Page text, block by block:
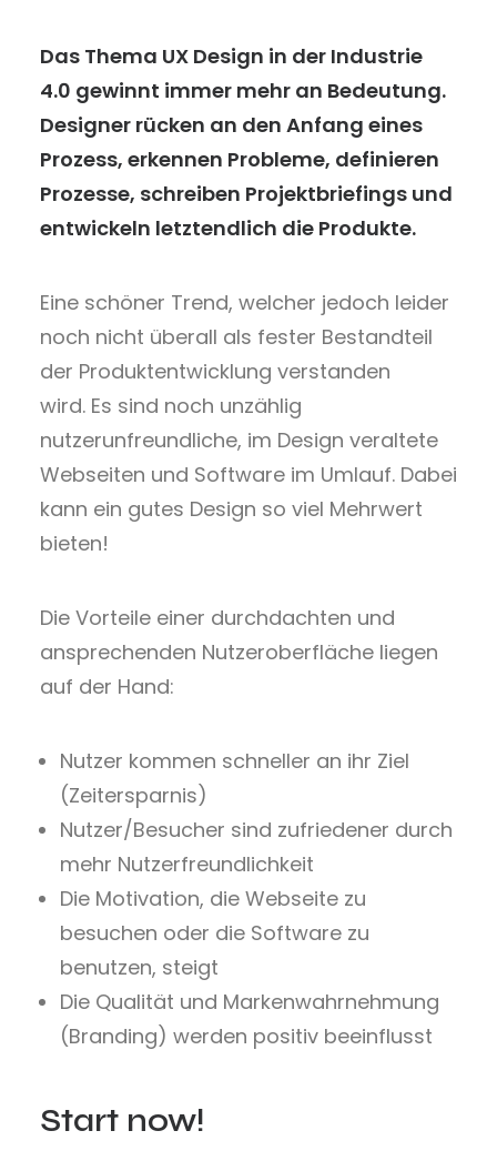
Das Thema UX Design in der Industrie
4.0 gewinnt immer mehr an Bedeutung.
Designer rücken an den Anfang eines
Prozess, erkennen Probleme, definieren
Prozesse, schreiben Projektbriefings und
entwickeln letztendlich die Produkte.
Eine schöner Trend, welcher jedoch leider
noch nicht überall als fester Bestandteil
der Produktentwicklung verstanden
wird. Es sind noch unzählig
nutzerunfreundliche, im Design veraltete
Webseiten und Software im Umlauf. Dabei
kann ein gutes Design so viel Mehrwert
bieten!
Die Vorteile einer durchdachten und
ansprechenden Nutzeroberfläche liegen
auf der Hand:
Nutzer kommen schneller an ihr Ziel
(Zeitersparnis)
Nutzer/Besucher sind zufriedener durch
mehr Nutzerfreundlichkeit
Die Motivation, die Webseite zu
besuchen oder die Software zu
benutzen, steigt
Die Qualität und Markenwahrnehmung
(Branding) werden positiv beeinflusst
Start now!